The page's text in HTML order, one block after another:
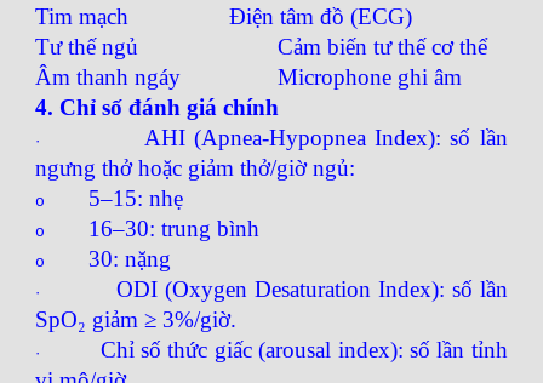
Tim mạch
Điện tâm đồ (ECG)
Tư thế ngủ
Cảm biến tư thế cơ thể
Âm thanh ngáy
Microphone ghi âm
4. Chỉ số đánh giá chính
·
AHI (Apnea-Hypopnea Index): số lần
ngưng thở hoặc giảm thở/giờ ngủ:
o 5–15: nhẹ
o 16–30: trung bình
o 30: nặng
·
ODI (Oxygen Desaturation Index): số lần
SpO₂ giảm ≥ 3%/giờ.
·
Chỉ số thức giấc (arousal index): số lần tỉnh